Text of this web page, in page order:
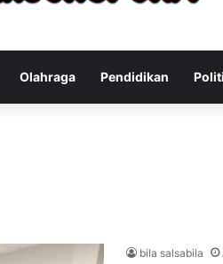
Olahraga Pendidikan
bila salsabila